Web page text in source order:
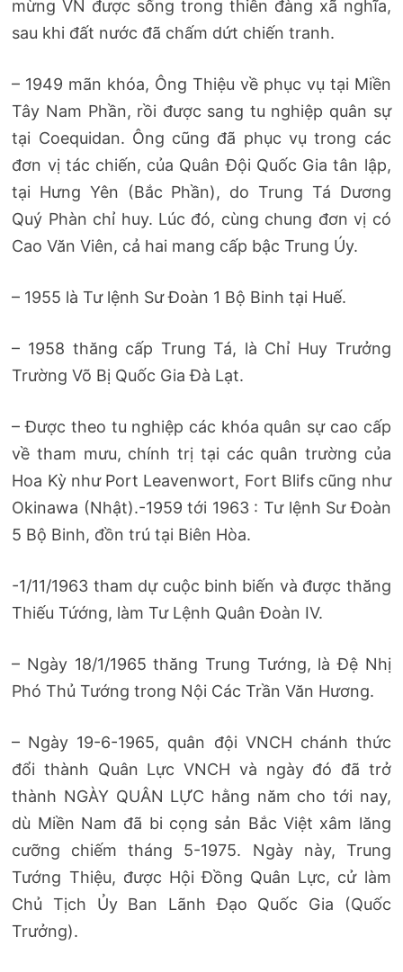
mừng VN được sống trong thiên đàng xã nghĩa,
sau khi đất nước đã chấm dứt chiến tranh.
– 1949 mãn khóa, Ông Thiệu về phục vụ tại Miền
Tây Nam Phần, rồi được sang tu nghiệp quân sự
tại Coequidan. Ông cũng đã phục vụ trong các
đơn vị tác chiến, của Quân Đội Quốc Gia tân lập,
tại Hưng Yên (Bắc Phần), do Trung Tá Dương
Quý Phàn chỉ huy. Lúc đó, cùng chung đơn vị có
Cao Văn Viên, cả hai mang cấp bậc Trung Úy.
– 1955 là Tư lệnh Sư Đoàn 1 Bộ Binh tại Huế.
– 1958 thăng cấp Trung Tá, là Chỉ Huy Trưởng
Trường Võ Bị Quốc Gia Đà Lạt.
– Được theo tu nghiệp các khóa quân sự cao cấp
về tham mưu, chính trị tại các quân trường của
Hoa Kỳ như Port Leavenwort, Fort Blifs cũng như
Okinawa (Nhật).-1959 tới 1963 : Tư lệnh Sư Đoàn
5 Bộ Binh, đồn trú tại Biên Hòa.
-1/11/1963 tham dự cuộc binh biến và được thăng
Thiếu Tứớng, làm Tư Lệnh Quân Đoàn IV.
– Ngày 18/1/1965 thăng Trung Tướng, là Đệ Nhị
Phó Thủ Tướng trong Nội Các Trần Văn Hương.
– Ngày 19-6-1965, quân đội VNCH chánh thức
đổi thành Quân Lực VNCH và ngày đó đã trở
thành NGÀY QUÂN LỰC hằng năm cho tới nay,
dù Miền Nam đã bi cọng sản Bắc Việt xâm lăng
cưỡng chiếm tháng 5-1975. Ngày này, Trung
Tướng Thiệu, được Hội Đồng Quân Lực, cử làm
Chủ Tịch Ủy Ban Lãnh Đạo Quốc Gia (Quốc
Trưởng).